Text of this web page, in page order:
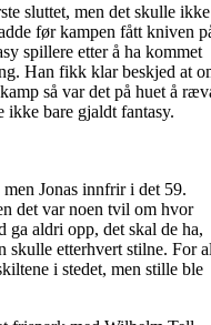
sluttet, men det skulle ikke
før kampen fått kniven
spillere etter å ha kommet
Han fikk klar beskjed at
så var det på huet å
ikke bare gjaldt fantasy.
Jonas innfrir i det 59.
det var noen tvil om hvor
ga aldri opp, det skal de ha,
skulle etterhvert stilne. For
i stedet, men stille ble